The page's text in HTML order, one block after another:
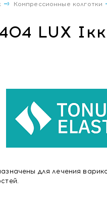
Компрессионные колготки
LUX
для лечения